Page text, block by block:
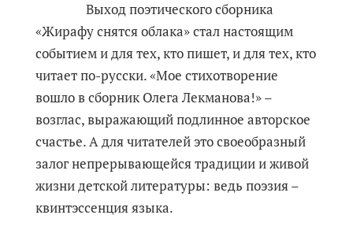
Выход поэтического сборника
«Жирафу снятся облака» стал настоящим
событием и для тех, кто пишет, и для тех, кто
читает по-русски. «Мое стихотворение
вошло в сборник Олега Лекманова!» –
возглас, выражающий подлинное авторское
счастье. А для читателей это своеобразный
залог непрерывающейся традиции и живой
жизни детской литературы: ведь поэзия –
квинтэссенция языка.